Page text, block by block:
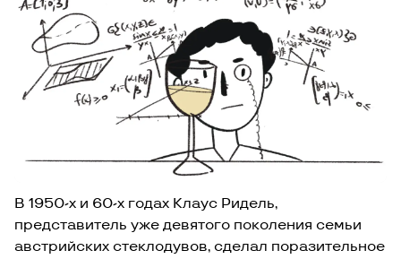
В 1950-х и 60-х годах Клаус Ридель,
представитель уже девятого поколения семьи
австрийских стеклодувов, сделал поразительное